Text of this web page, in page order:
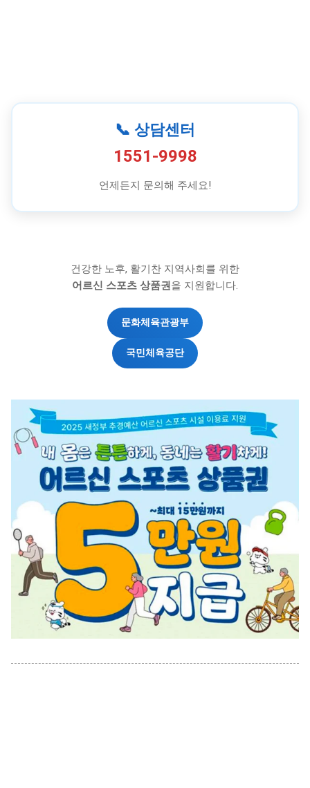
📞 상담센터
1551-9998
언제든지 문의해 주세요!
건강한 노후, 활기찬 지역사회를 위한
어르신 스포츠 상품권을 지원합니다.
문화체육관광부
국민체육공단